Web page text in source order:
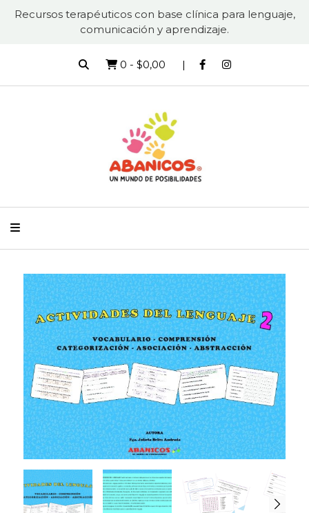
Recursos terapéuticos con base clínica para lenguaje,
comunicación y aprendizaje.
0 - $0,00